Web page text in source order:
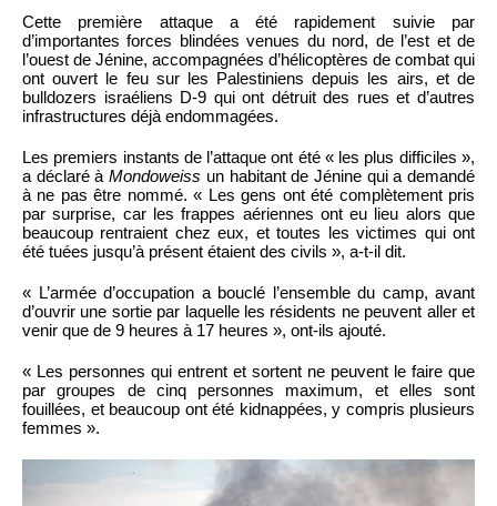
Cette première attaque a été rapidement suivie par
d’importantes forces blindées venues du nord, de l’est et de
l’ouest de Jénine, accompagnées d’hélicoptères de combat qui
ont ouvert le feu sur les Palestiniens depuis les airs, et de
bulldozers israéliens D-9 qui ont détruit des rues et d’autres
infrastructures déjà endommagées.
Les premiers instants de l’attaque ont été « les plus difficiles »,
a déclaré àMondoweiss un habitant de Jénine qui a demandé
à ne pas être nommé. « Les gens ont été complètement pris
par surprise, car les frappes aériennes ont eu lieu alors que
beaucoup rentraient chez eux, et toutes les victimes qui ont
été tuées jusqu’à présent étaient des civils », a-t-il dit.
« L’armée d’occupation a bouclé l’ensemble du camp, avant
d’ouvrir une sortie par laquelle les résidents ne peuvent aller et
venir que de 9 heures à 17 heures », ont-ils ajouté.
« Les personnes qui entrent et sortent ne peuvent le faire que
par groupes de cinq personnes maximum, et elles sont
fouillées, et beaucoup ont été kidnappées, y compris plusieurs
femmes ».